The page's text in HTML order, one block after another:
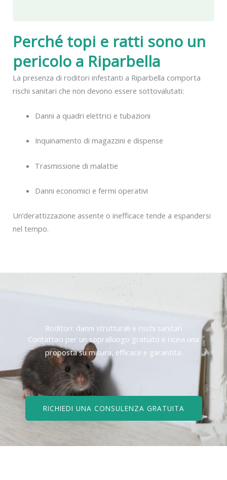
Perché topi e ratti sono un
pericolo a Riparbella
La presenza di roditori infestanti a Riparbella comporta
rischi sanitari che non devono essere sottovalutati:
Danni a quadri elettrici e tubazioni
Inquinamento di magazzini e dispense
Trasmissione di malattie
Danni economici e fermi operativi
Un’derattizzazione assente o inefficace tende a espandersi
nel tempo.
Roditori: danni strutturali e rischi sanitari
Contattaci per un sopralluogo gratuito e ricevi una
proposta su misura, efficace e garantita.
RICHIEDI UNA CONSULENZA GRATUITA